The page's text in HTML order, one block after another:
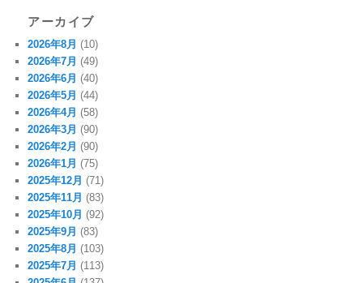
アーカイブ
2026年8月 (10)
2026年7月 (49)
2026年6月 (40)
2026年5月 (44)
2026年4月 (58)
2026年3月 (90)
2026年2月 (90)
2026年1月 (75)
2025年12月 (71)
2025年11月 (83)
2025年10月 (92)
2025年9月 (83)
2025年8月 (103)
2025年7月 (113)